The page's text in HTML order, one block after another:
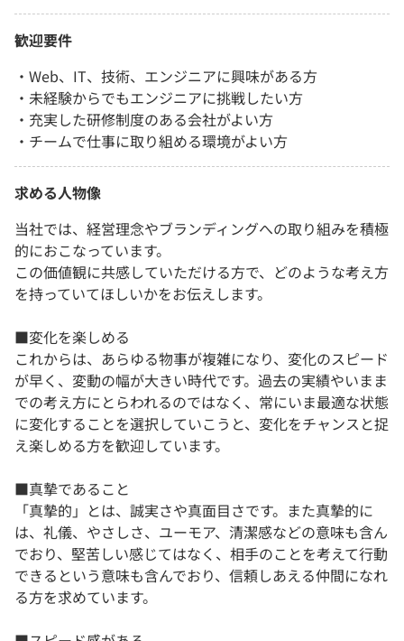
歓迎要件
・Web、IT、技術、エンジニアに興味がある方
・未経験からでもエンジニアに挑戦したい方
・充実した研修制度のある会社がよい方
・チームで仕事に取り組める環境がよい方
求める人物像
当社では、経営理念やブランディングへの取り組みを積極
的におこなっています。
この価値観に共感していただける方で、どのような考え方
を持っていてほしいかをお伝えします。
■変化を楽しめる
これからは、あらゆる物事が複雑になり、変化のスピード
が早く、変動の幅が大きい時代です。過去の実績やいまま
での考え方にとらわれるのではなく、常にいま最適な状態
に変化することを選択していこうと、変化をチャンスと捉
え楽しめる方を歓迎しています。
■真摯であること
「真摯的」とは、誠実さや真面目さです。また真摯的に
は、礼儀、やさしさ、ユーモア、清潔感などの意味も含ん
でおり、堅苦しい感じてはなく、相手のことを考えて行動
できるという意味も含んでおり、信頼しあえる仲間になれ
る方を求めています。